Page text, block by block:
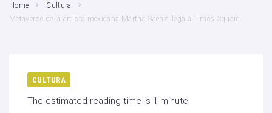
Home
Cultura
Metaverse de la artista mexicana Martha Saenz llega a Times Square
CULTURA
The estimated reading time is 1 minute